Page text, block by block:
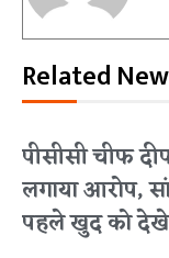
Related
पीसीसी चीफ
लगाया आरोप,
पहले खुद को देखे